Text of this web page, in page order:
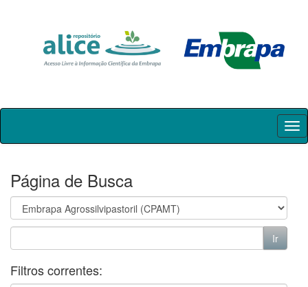
Skip
Página de Busca
Filtros correntes: